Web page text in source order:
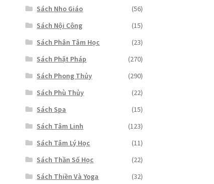
Sách Nho Giáo
(56)
Sách Nội Công
(15)
Sách Phân Tâm Học
(23)
Sách Phật Pháp
(270)
Sách Phong Thủy
(290)
Sách Phù Thủy
(22)
Sách Spa
(15)
Sách Tâm Linh
(123)
Sách Tâm Lý Học
(11)
Sách Thần Số Học
(22)
Sách Thiền Và Yoga
(32)